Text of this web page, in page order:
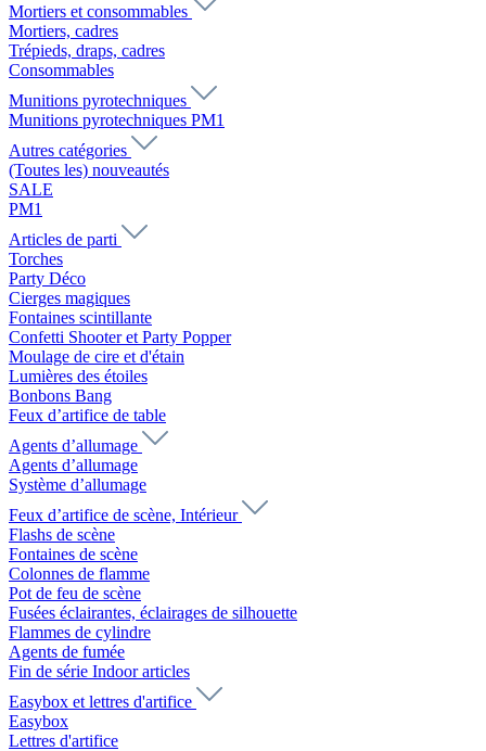
Mortiers et consommables
Mortiers, cadres
Trépieds, draps, cadres
Consommables
Munitions pyrotechniques
Munitions pyrotechniques PM1
Autres catégories
(Toutes les) nouveautés
SALE
PM1
Articles de parti
Torches
Party Déco
Cierges magiques
Fontaines scintillante
Confetti Shooter et Party Popper
Moulage de cire et d'étain
Lumières des étoiles
Bonbons Bang
Feux d’artifice de table
Agents d’allumage
Agents d’allumage
Système d’allumage
Feux d’artifice de scène, Intérieur
Flashs de scène
Fontaines de scène
Colonnes de flamme
Pot de feu de scène
Fusées éclairantes, éclairages de silhouette
Flammes de cylindre
Agents de fumée
Fin de série Indoor articles
Easybox et lettres d'artifice
Easybox
Lettres d'artifice